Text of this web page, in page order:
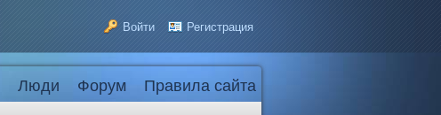
Войти Регистрация
Люди Форум
Правила сайта